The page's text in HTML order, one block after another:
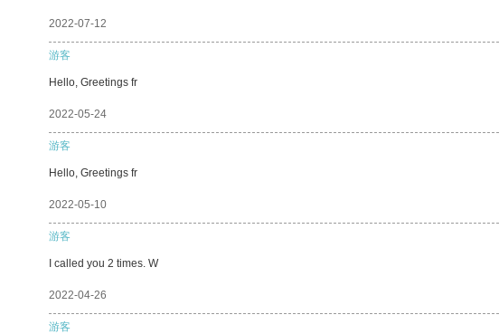
2022-07-12
游客
Hello, Greetings fr
2022-05-24
游客
Hello, Greetings fr
2022-05-10
游客
I called you 2 times. W
2022-04-26
游客